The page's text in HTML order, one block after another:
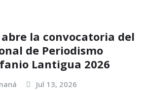
la convocatoria del
de Periodismo
Lantigua 2026
Jul 13, 2026